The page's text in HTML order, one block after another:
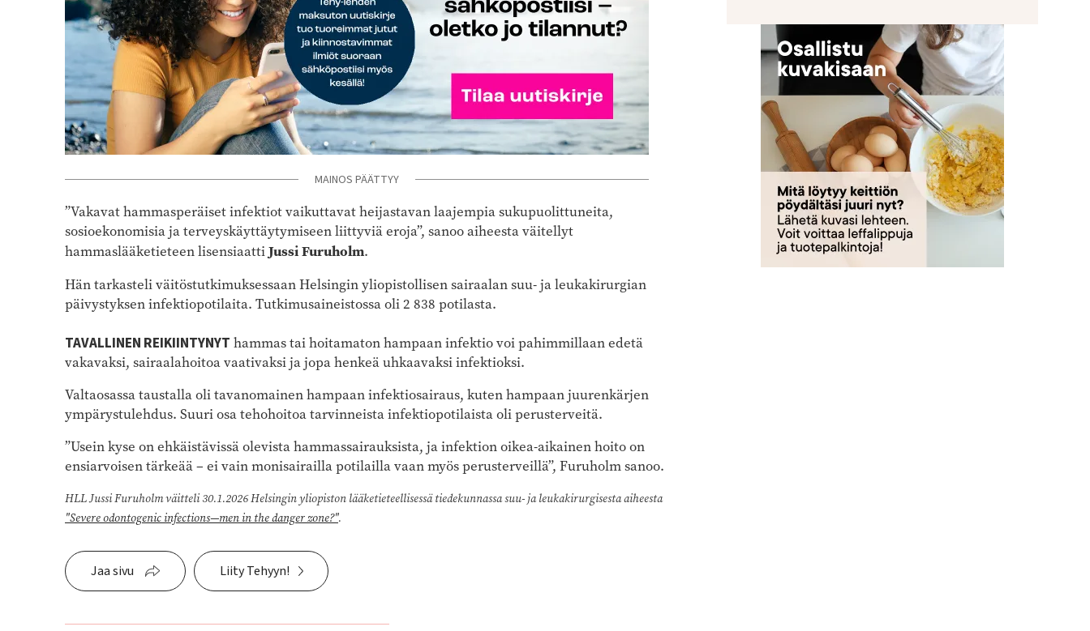
MAINOS PÄÄTTYY
”Vakavat hammasperäiset infektiot vaikuttavat heijastavan laajempia sukupuolittuneita,
sosioekonomisia ja terveyskäyttäytymiseen liittyviä eroja”, sanoo aiheesta väitellyt
hammaslääketieteen lisensiaattiJussi Furuholm.
Häntarkasteli väitöstutkimuksessaan Helsingin yliopistollisen sairaalan suu- ja leukakirurgian
päivystyksen infektiopotilaita. Tutkimusaineistossa oli 2 838 potilasta.
TAVALLINEN REIKIINTYNYT hammas tai hoitamaton hampaan infektio voi pahimmillaan edetä
vakavaksi, sairaalahoitoa vaativaksi ja jopa henkeä uhkaavaksi infektioksi.
Valtaosassa taustalla oli tavanomainen hampaan infektiosairaus, kuten hampaan juurenkärjen
ympärystulehdus. Suuri osa tehohoitoa tarvinneista infektiopotilaista oli perusterveitä.
”Usein kyse on ehkäistävissä olevista hammassairauksista, ja infektion oikea-aikainen hoito on
ensiarvoisen tärkeää – ei vain monisairailla potilailla vaan myös perusterveillä”, Furuholm sanoo.
HLL Jussi Furuholm väitteli 30.1.2026 Helsingin yliopiston lääketieteellisessä tiedekunnassa suu- ja leukakirurgisesta aiheesta
"Severe odontogenic infections—men in the danger zone?".
Jaa sivu Liity Tehyyn!